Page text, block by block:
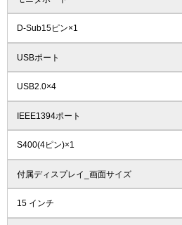
D-Sub15ピン×1
USBポート
USB2.0×4
IEEE1394ポート
S400(4ピン)×1
付属ディスプレイ_画面サイズ
15 インチ